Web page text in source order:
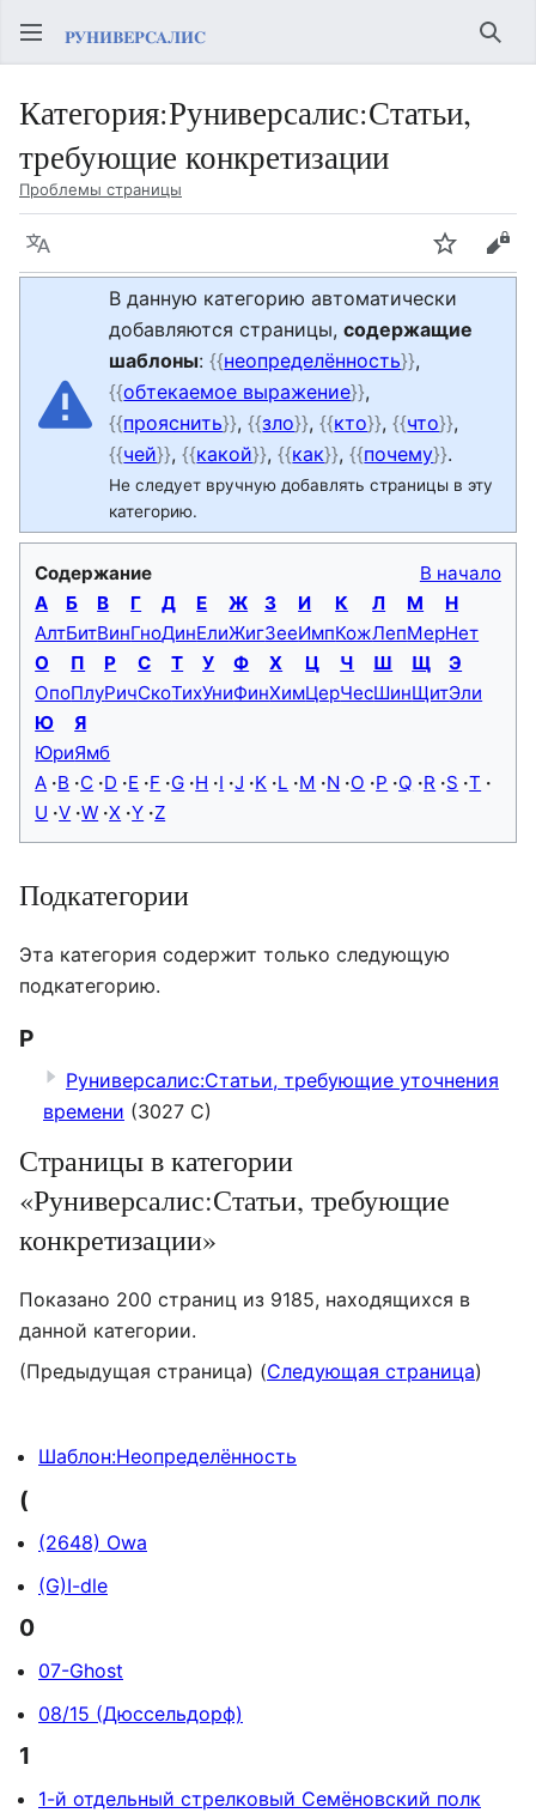
Категория:Руниверсалис:Статьи,
требующие конкретизации
Проблемы страницы
Язык Следить
В данную категорию автоматически
добавляются страницы,содержащие
шаблоны:{{неопределённость}},
{{обтекаемое выражение}},
{{прояснить}},{{зло}},{{кто}},{{что}},
{{чей}},{{какой}},{{как}},{{почему}}.
Не следует вручную добавлять страницы в эту
категорию.
Содержание
В начало
А
Алт
Б
Бит
В
Вин
Г
Гно
Д
Дин
Е
Ели
Ж
Жиг
З
Зее
И
Имп
К
Кож
Л
Леп
М
Мер
Н
Нет
О
Опо
П
Плу
Р
Рич
С
Ско
Т
Тих
У
Уни
Ф
Фин
Х
Хим
Ц
Цер
Ч
Чес
Ш
Шин
Щ
Щит
Э
Эли
Ю
Юри
Я
Ямб
A B C D E F G H I J K L M N O P Q R S T
U V W X Y Z
Подкатегории
Эта категория содержит только следующую
подкатегорию.
Р
Руниверсалис:Статьи, требующие уточнения
времени (3027 С)
Страницы в категории
«Руниверсалис:Статьи, требующие
конкретизации»
Показано 200 страниц из 9185, находящихся в
данной категории.
(Предыдущая страница) (Следующая страница)
Шаблон:Неопределённость
(
(2648) Owa
(G)I-dle
0
07-Ghost
08/15 (Дюссельдорф)
1
1-й отдельный стрелковый Семёновский полк